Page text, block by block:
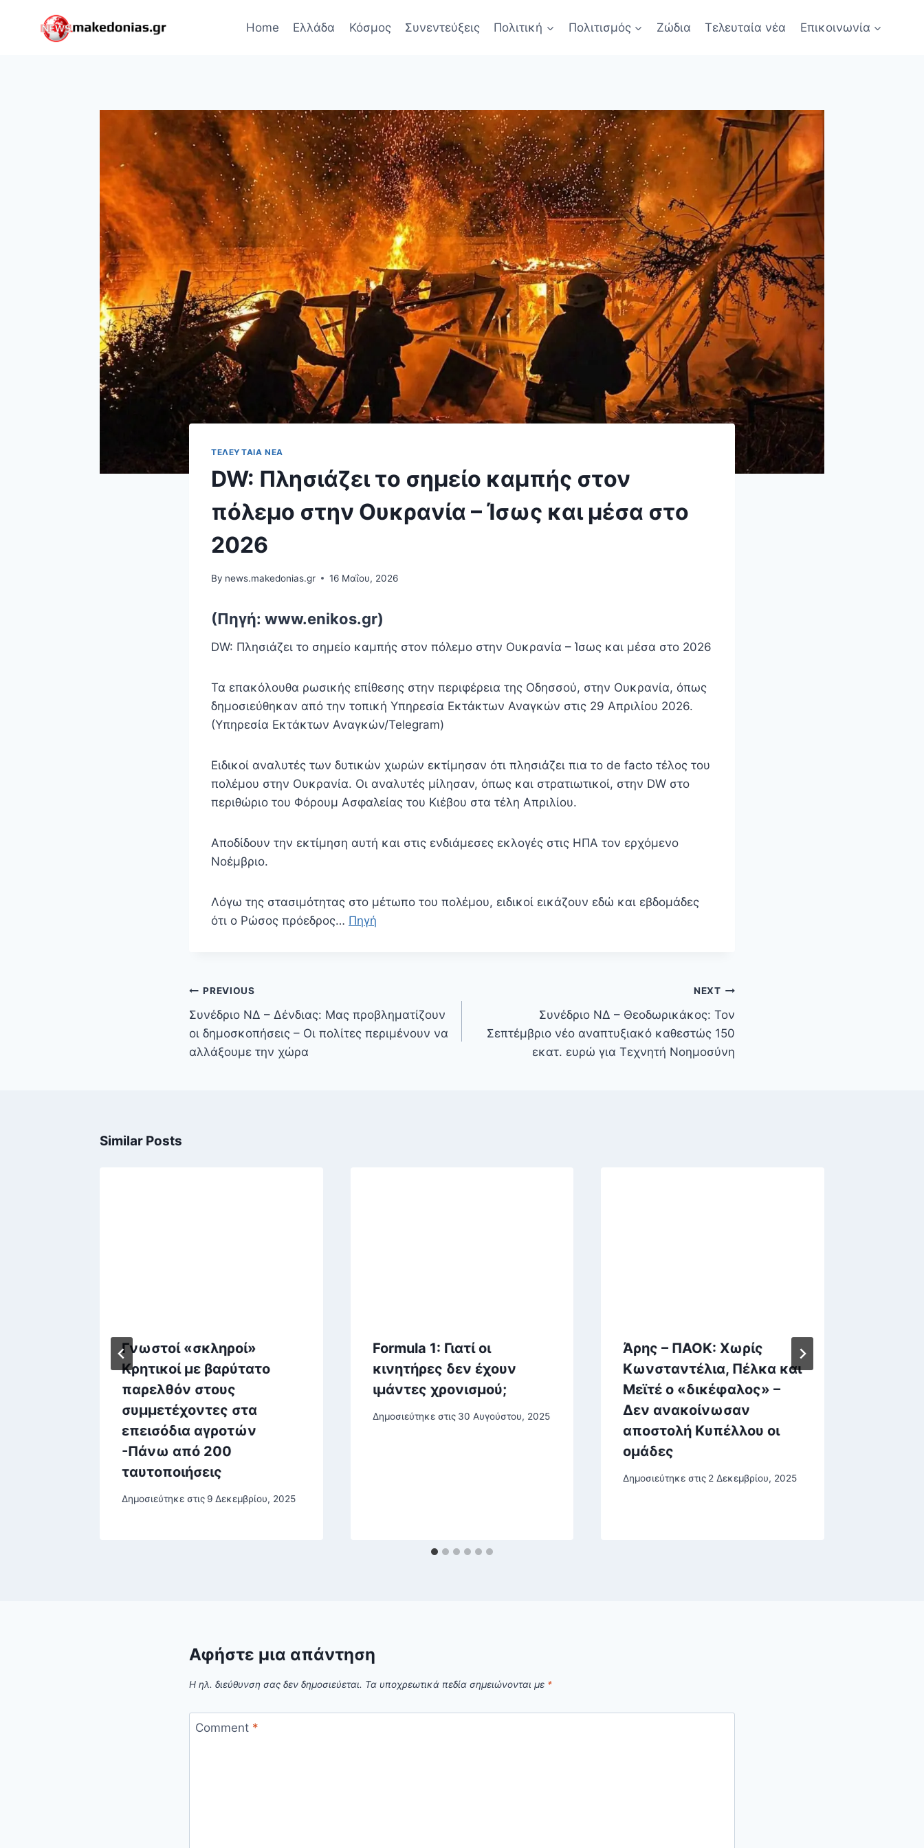
Home Ελλάδα Κόσμος Συνεντεύξεις Πολιτική Πολιτισμός Ζώδια Τελευταία νέα Επικοινωνία
ΤΕΛΕΥΤΑΊΑ ΝΈΑ
DW: Πλησιάζει το σημείο καμπής στον
πόλεμο στην Ουκρανία – Ίσως και μέσα στο
2026
By news.makedonias.gr 16 Μαΐου, 2026
(Πηγή: www.enikos.gr)
DW: Πλησιάζει το σημείο καμπής στον πόλεμο στην Ουκρανία – Ίσως και μέσα στο 2026
Τα επακόλουθα ρωσικής επίθεσης στην περιφέρεια της Οδησσού, στην Ουκρανία, όπως
δημοσιεύθηκαν από την τοπική Υπηρεσία Εκτάκτων Αναγκών στις 29 Απριλίου 2026.
(Υπηρεσία Εκτάκτων Αναγκών/Telegram)
Ειδικοί αναλυτές των δυτικών χωρών εκτίμησαν ότι πλησιάζει πια το de facto τέλος του
πολέμου στην Ουκρανία. Οι αναλυτές μίλησαν, όπως και στρατιωτικοί, στην DW στο
περιθώριο του Φόρουμ Ασφαλείας του Κιέβου στα τέλη Απριλίου.
Αποδίδουν την εκτίμηση αυτή και στις ενδιάμεσες εκλογές στις ΗΠΑ τον ερχόμενο
Νοέμβριο.
Λόγω της στασιμότητας στο μέτωπο του πολέμου, ειδικοί εικάζουν εδώ και εβδομάδες
ότι ο Ρώσος πρόεδρος… Πηγή
Πλοήγηση
άρθρων
PREVIOUS
Συνέδριο ΝΔ – Δένδιας: Μας προβληματίζουν
οι δημοσκοπήσεις – Οι πολίτες περιμένουν να
αλλάξουμε την χώρα
NEXT
Συνέδριο ΝΔ – Θεοδωρικάκος: Τον
Σεπτέμβριο νέο αναπτυξιακό καθεστώς 150
εκατ. ευρώ για Τεχνητή Νοημοσύνη
Similar Posts
Γνωστοί «σκληροί»
Κρητικοί με βαρύτατο
παρελθόν στους
συμμετέχοντες στα
επεισόδια αγροτών
-Πάνω από 200
ταυτοποιήσεις
Δημοσιεύτηκε στις 9 Δεκεμβρίου, 2025
Formula 1: Γιατί οι
κινητήρες δεν έχουν
ιμάντες χρονισμού;
Δημοσιεύτηκε στις 30 Αυγούστου, 2025
Άρης – ΠΑΟΚ: Χωρίς
Κωνσταντέλια, Πέλκα και
Μεϊτέ ο «δικέφαλος» –
Δεν ανακοίνωσαν
αποστολή Κυπέλλου οι
ομάδες
Δημοσιεύτηκε στις 2 Δεκεμβρίου, 2025
Αφήστε μια απάντηση
Η ηλ. διεύθυνση σας δεν δημοσιεύεται. Τα υποχρεωτικά πεδία σημειώνονται με *
Comment *